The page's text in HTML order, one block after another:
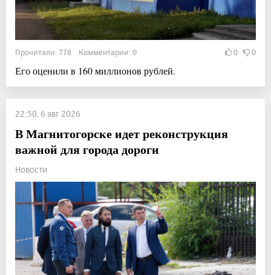
Прочитали: 778 Комментарии: 0 0 0
Его оценили в 160 миллионов рублей.
22:50, 6 авг 2026
В Магнитогорске идет реконструкция
важной для города дороги
Новости